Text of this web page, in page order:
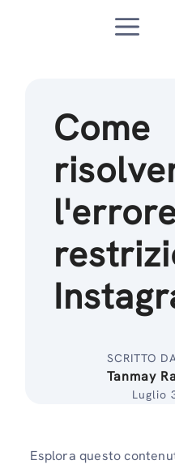
Come
SCRITTO
Tanmay
Luglio
Esplora questo